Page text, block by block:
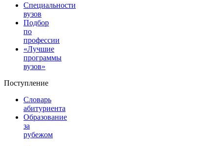
Специальности
вузов
Подбор
по
профессии
«Лучшие
программы
вузов»
Поступление
Словарь
абитуриента
Образование
за
рубежом